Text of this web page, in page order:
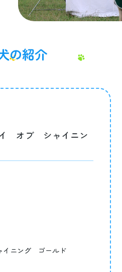
の紹介
オブ シャイニン
ニング ゴールド